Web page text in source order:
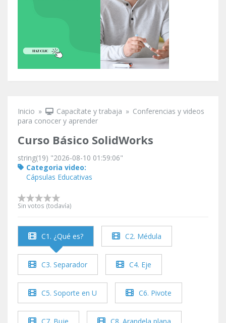
Se encuentra usted aquí
Inicio » Capacítate y trabaja » Conferencias y videos
para conocer y aprender
Curso Básico SolidWorks
string(19) "2026-08-10 01:59:06"
Categoria video:
Cápsulas Educativas
Sin votos (todavía)
C1. ¿Qué es? C2. Médula
C3. Separador C4. Eje
C5. Soporte en U C6. Pivote
C7. Buje C8. Arandela plana